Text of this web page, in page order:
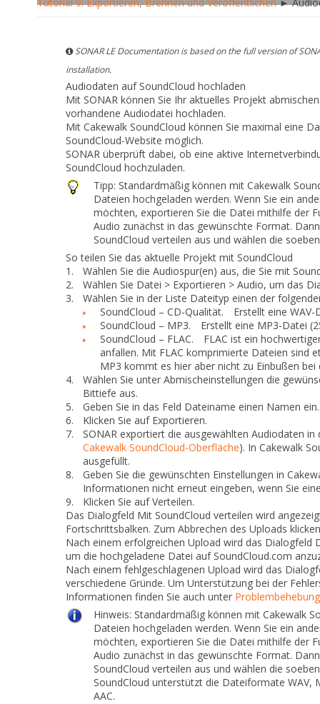
SONAR LE Documentation is based on the full version of
installation.
Audiodaten auf SoundCloud hochladen
Mit SONAR können Sie Ihr aktuelles Projekt
vorhandene Audiodatei hochladen.
Mit Cakewalk SoundCloud können Sie maximal eine
SoundCloud-Website möglich.
SONAR überprüft dabei, ob eine aktive
SoundCloud hochzuladen.
Tipp:Standardmäßig können mit Cakewalk
Dateien hochgeladen werden. Wenn Sie ein
möchten, exportieren Sie die Datei mithilfe der
Audio zunächst in das gewünschte Format.
SoundCloud verteilen aus und wählen die
So teilen Sie das aktuelle Projekt mit SoundCloud
1.
Wählen Sie die Audiospur(en) aus, die Sie mit
2.
Wählen Sie Datei > Exportieren > Audio, um das
3.
Wählen Sie in der Liste Dateityp einen der
SoundCloud – CD-Qualität. Erstellt eine WAV-
SoundCloud – MP3. Erstellt eine MP3-Datei
SoundCloud – FLAC. FLAC ist ein
anfallen. Mit FLAC komprimierte Dateien sind
MP3 kommt es hier aber nicht zu Einbußen bei
4.
Wählen Sie unter Abmischeinstellungen die
Bittiefe aus.
5.
Geben Sie in das Feld Dateiname einen Namen ein.
6.
Klicken Sie auf Exportieren.
7.
SONAR exportiert die ausgewählten Audiodaten
Cakewalk SoundCloud-Oberfläche). In Cakewalk
ausgefüllt.
8.
Geben Sie die gewünschten Einstellungen in
Informationen nicht erneut eingeben, wenn Sie
9.
Klicken Sie aufVerteilen.
Das Dialogfeld Mit SoundCloud verteilen wird
Fortschrittsbalken. Zum Abbrechen des Uploads
Nach einem erfolgreichen Upload wird das Dialogfeld
um die hochgeladene Datei auf SoundCloud.com
Nach einem fehlgeschlagenen Upload wird das
verschiedene Gründe. Um Unterstützung bei der
Informationen finden Sie auch unter Problembehebung
Hinweis:Standardmäßig können mit Cakewalk
Dateien hochgeladen werden. Wenn Sie ein
möchten, exportieren Sie die Datei mithilfe der
Audio zunächst in das gewünschte Format.
SoundCloud verteilen aus und wählen die
SoundCloud unterstützt die Dateiformate WAV,
AAC.